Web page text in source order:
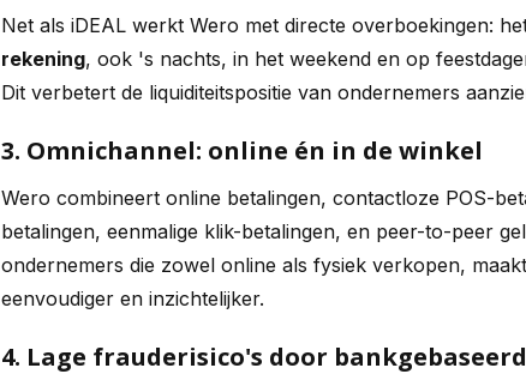
Net als iDEAL werkt Wero met directe overboekingen:
rekening, ook 's nachts, in het weekend en op
Dit verbetert de liquiditeitspositie van ondernemers
3. Omnichannel: online én in de winkel
Wero combineert online betalingen, contactloze POS-
betalingen, eenmalige klik-betalingen, en peer-to-peer
ondernemers die zowel online als fysiek verkopen,
eenvoudiger en inzichtelijker.
4. Lage frauderisico's door